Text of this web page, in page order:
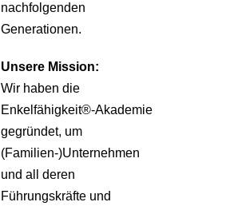
nachfolgenden
Generationen.
Unsere Mission:
Wir haben die
Enkelfähigkeit®-Akademie
gegründet, um
(Familien-)Unternehmen
und all deren
Führungskräfte und